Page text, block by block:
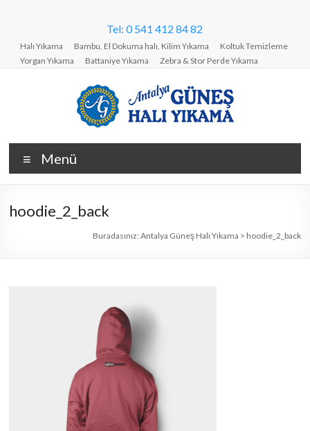
Tel: 0 541 412 84 82
Halı Yıkama Bambu, El Dokuma halı, Kilim Yıkama
Koltuk Temizleme
Yorgan Yıkama
Battaniye Yıkama Zebra & Stor Perde Yıkama
Antalya
Güneş
Halı
Yıkama
Menü
hoodie_2_back
Buradasınız: Antalya Güneş Halı Yıkama > hoodie_2_back